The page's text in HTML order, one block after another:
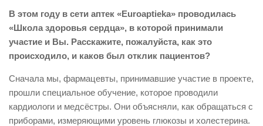
В этом году в сети аптек «Euroaptieka» проводилась
«Школа здоровья сердца», в которой принимали
участие и Вы. Расскажите, пожалуйста, как это
происходило, и каков был отклик пациентов?
Сначала мы, фармацевты, принимавшие участие в проекте,
прошли специальное обучение, которое проводили
кардиологи и медсёстры. Они объясняли, как обращаться с
приборами, измеряющими уровень глюкозы и холестерина.